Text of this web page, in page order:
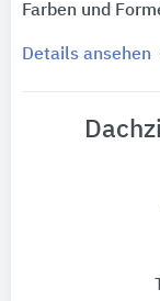
Farben und
Details ansehen